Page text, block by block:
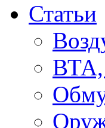
Статьи
ВТА,